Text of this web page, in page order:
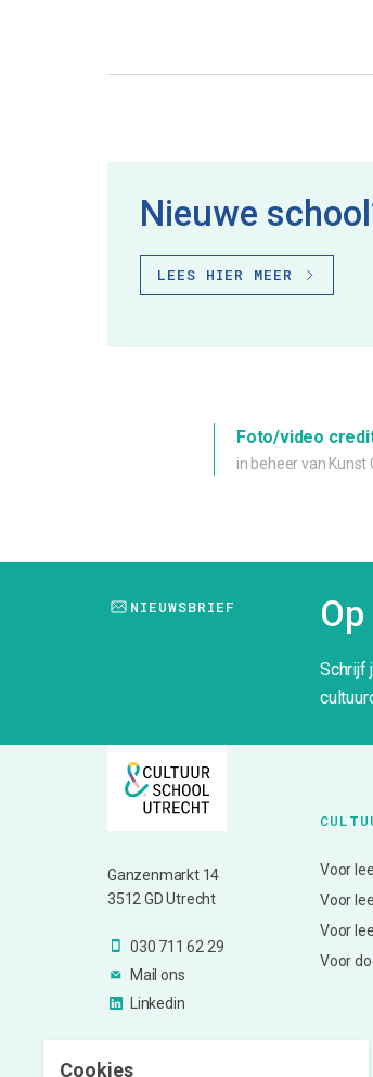
Nieuwe
LEES HIER MEER
Foto/video
in beheer van Kunst
NIEUWSBRIEF
Schrijf
Ganzenmarkt 14
3512 GD Utrecht
030 711 62 29
Mail ons
Linkedin
Voor
Voor
Voor
Voor
Cookies